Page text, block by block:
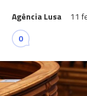
Agência Lusa 11
0